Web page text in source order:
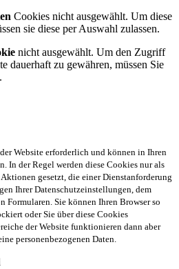
Cookies nicht ausgewählt. Um diese
sie diese per Auswahl zulassen.
nicht ausgewählt. Um den Zugriff
dauerhaft zu gewähren, müssen Sie
Website erforderlich und können in Ihren
In der Regel werden diese Cookies nur als
gesetzt, die einer Dienstanforderung
Ihrer Datenschutzeinstellungen, dem
Formularen. Sie können Ihren Browser so
oder Sie über diese Cookies
der Website funktionieren dann aber
personenbezogenen Daten.